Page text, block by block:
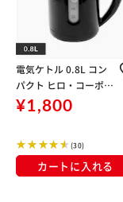
電気ケトル 0.8L コン
パクト ヒロ・コーポレ
ーション KTK-08 ブラ
¥1,800
(30)
カートに入れる